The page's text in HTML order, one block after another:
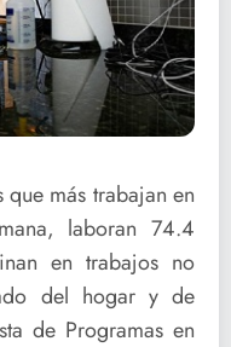
que más trabajan en
laboran 74.4
en trabajos no
del hogar y de
de Programas en